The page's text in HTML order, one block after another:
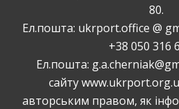
80.
Ел.пошта: ukrport.office @
+38 050 316
Ел.пошта:
сайту
авторським правом, як